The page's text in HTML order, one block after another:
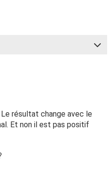
Le résultat change avec le
Et non il est pas positif